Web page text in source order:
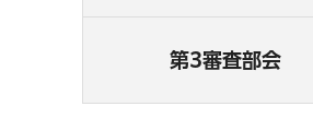
第3審査部会